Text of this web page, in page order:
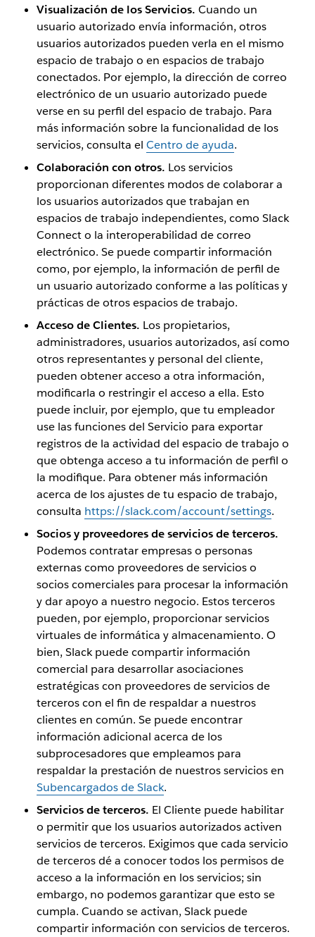
Visualización de los Servicios. Cuando un
usuario autorizado envía información, otros
usuarios autorizados pueden verla en el mismo
espacio de trabajo o en espacios de trabajo
conectados. Por ejemplo, la dirección de correo
electrónico de un usuario autorizado puede
verse en su perfil del espacio de trabajo. Para
más información sobre la funcionalidad de los
servicios, consulta el Centro de ayuda.
Colaboración con otros. Los servicios
proporcionan diferentes modos de colaborar a
los usuarios autorizados que trabajan en
espacios de trabajo independientes, como Slack
Connect o la interoperabilidad de correo
electrónico. Se puede compartir información
como, por ejemplo, la información de perfil de
un usuario autorizado conforme a las políticas y
prácticas de otros espacios de trabajo.
Acceso de Clientes. Los propietarios,
administradores, usuarios autorizados, así como
otros representantes y personal del cliente,
pueden obtener acceso a otra información,
modificarla o restringir el acceso a ella. Esto
puede incluir, por ejemplo, que tu empleador
use las funciones del Servicio para exportar
registros de la actividad del espacio de trabajo o
que obtenga acceso a tu información de perfil o
la modifique. Para obtener más información
acerca de los ajustes de tu espacio de trabajo,
consulta https://slack.com/account/settings.
Socios y proveedores de servicios de terceros.
Podemos contratar empresas o personas
externas como proveedores de servicios o
socios comerciales para procesar la información
y dar apoyo a nuestro negocio. Estos terceros
pueden, por ejemplo, proporcionar servicios
virtuales de informática y almacenamiento. O
bien, Slack puede compartir información
comercial para desarrollar asociaciones
estratégicas con proveedores de servicios de
terceros con el fin de respaldar a nuestros
clientes en común. Se puede encontrar
información adicional acerca de los
subprocesadores que empleamos para
respaldar la prestación de nuestros servicios en
Subencargados de Slack.
Servicios de terceros. El Cliente puede habilitar
o permitir que los usuarios autorizados activen
servicios de terceros. Exigimos que cada servicio
de terceros dé a conocer todos los permisos de
acceso a la información en los servicios; sin
embargo, no podemos garantizar que esto se
cumpla. Cuando se activan, Slack puede
compartir información con servicios de terceros.